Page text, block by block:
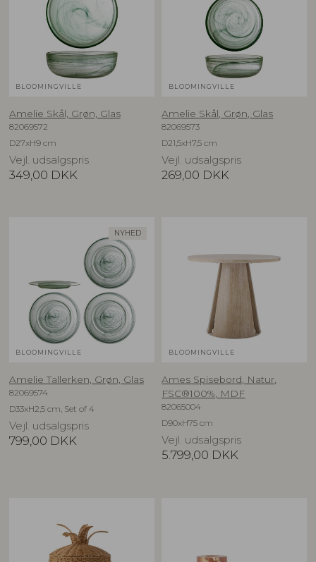
BLOOMINGVILLE
Amelie Skål, Grøn, Glas
82069572
D27xH9 cm
Vejl. udsalgspris
349,00 DKK
BLOOMINGVILLE
Amelie Skål, Grøn, Glas
82069573
D21,5xH7,5 cm
Vejl. udsalgspris
269,00 DKK
NYHED
BLOOMINGVILLE
Amelie Tallerken, Grøn, Glas
82069574
D33xH2,5 cm, Set of 4
Vejl. udsalgspris
799,00 DKK
BLOOMINGVILLE
Ames Spisebord, Natur,
FSC®100%, MDF
82065004
D90xH75 cm
Vejl. udsalgspris
5.799,00 DKK